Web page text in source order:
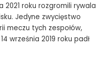
2021 roku rozgromili rywala
Jedyne zwycięstwo
meczu tych zespołów,
września 2019 roku padł